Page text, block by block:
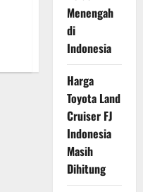
Menengah
di
Indonesia
Harga
Toyota Land
Cruiser FJ
Indonesia
Masih
Dihitung